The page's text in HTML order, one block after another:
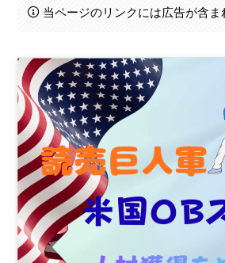
当ページのリンクには広告が含ま